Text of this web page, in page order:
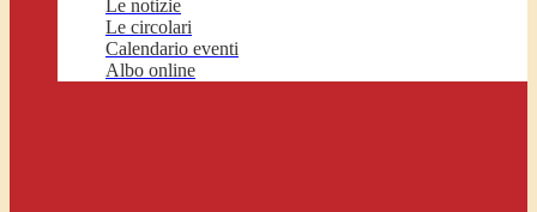
Le notizie
Le circolari
Calendario eventi
Albo online